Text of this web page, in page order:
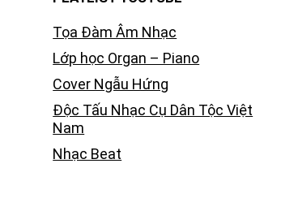
Tọa Đàm Âm Nhạc
Lớp học Organ – Piano
Cover Ngẫu Hứng
Độc Tấu Nhạc Cụ Dân Tộc Việt
Nam
Nhạc Beat